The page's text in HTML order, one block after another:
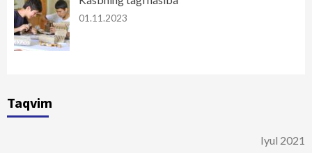
01.11.2023
Taqvim
Iyul 2021